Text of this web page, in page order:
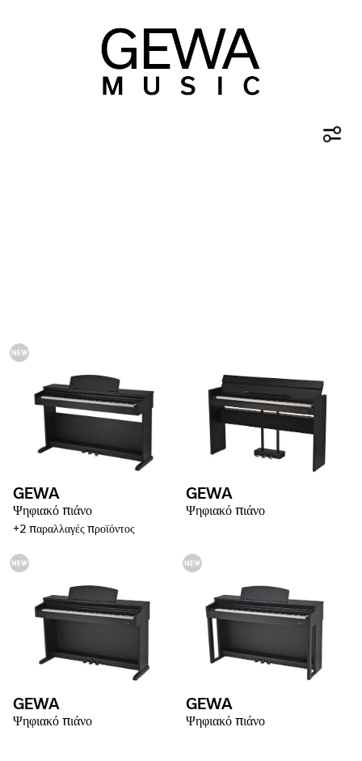
GEWA
Ψηφιακό πιάνο
+2 παραλλαγές προϊόντος
GEWA
Ψηφιακό πιάνο
GEWA
Ψηφιακό πιάνο
GEWA
Ψηφιακό πιάνο